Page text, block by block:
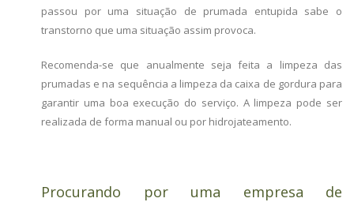
passou por uma situação de prumada entupida sabe o
transtorno que uma situação assim provoca.
Recomenda-se que anualmente seja feita a limpeza das
prumadas e na sequência a limpeza da caixa de gordura para
garantir uma boa execução do serviço. A limpeza pode ser
realizada de forma manual ou por hidrojateamento.
Procurando por uma empresa de